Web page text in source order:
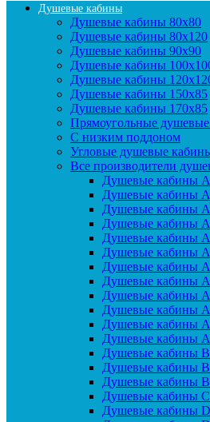
Душевые кабины
Душевые кабины 80x80
Душевые кабины 80x120
Душевые кабины 90х90
Душевые кабины
Душевые кабины
Душевые кабины 150x85
Душевые кабины 170x85
Прямоугольные
С низким поддоном
Угловые душевые
Все производители
Душевые кабины
Душевые кабины
Душевые кабины
Душевые кабины
Душевые кабины
Душевые кабины
Душевые кабины
Душевые кабины
Душевые кабины
Душевые кабины
Душевые кабины
Душевые кабины
Душевые кабины
Душевые кабины
Душевые кабины
Душевые кабины
Душевые кабины